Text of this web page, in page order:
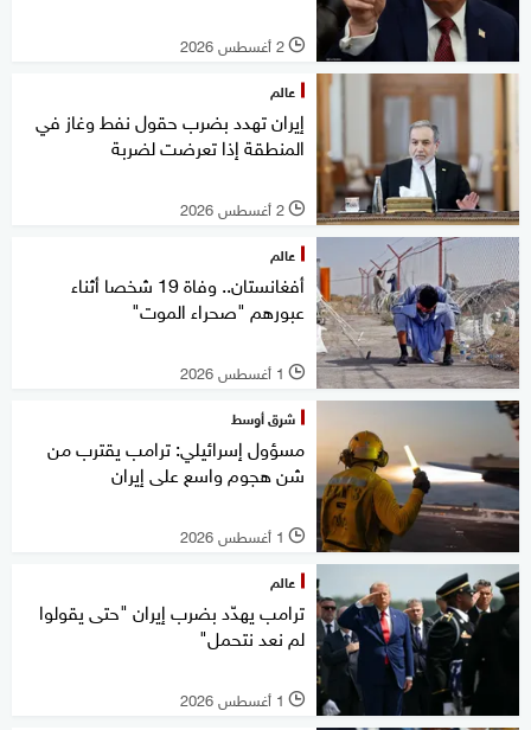
l 2 أغسطس 2026
عالم
إيران تهدد بضرب حقول نفط وغاز في
المنطقة إذا تعرضت لضربة
l 2 أغسطس 2026
عالم
أفغانستان.. وفاة 19 شخصا أثناء
عبورهم "صحراء الموت"
l 1 أغسطس 2026
شرق أوسط
مسؤول إسرائيلي: ترامب يقترب من
شن هجوم واسع على إيران
l 1 أغسطس 2026
عالم
ترامب يهدّد بضرب إيران "حتى يقولوا
لم نعد نتحمل"
l 1 أغسطس 2026